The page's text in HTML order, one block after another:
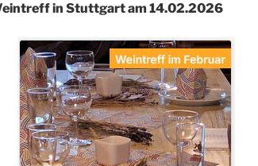
in Stuttgart am 14.02.2026